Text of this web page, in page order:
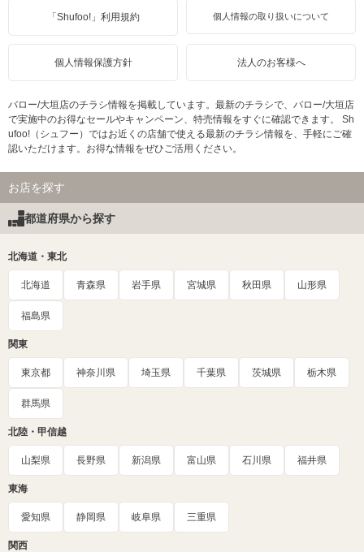
「Shufoo!」利用規約 個人情報の取り扱いについて
個人情報保護方針 法人のお客様へ
バロー/大垣店のチラシ情報を掲載しています。最新のチラシで、バロー/大垣店
で実施中のお得なセールやキャンペーン、特売情報をすぐに確認できます。 Sh
ufoo!（シュフー）ではお近くの店舗で使える最新のチラシ情報を、手軽にご確
認いただけます。お得な情報をぜひご活用ください。
お店を探す
都道府県から探す
北海道・東北
北海道 青森県 岩手県 宮城県 秋田県 山形県
福島県
関東
東京都 神奈川県 埼玉県 千葉県 茨城県 栃木県
群馬県
北陸・甲信越
山梨県 長野県 新潟県 富山県 石川県 福井県
東海
愛知県 静岡県 岐阜県 三重県
関西